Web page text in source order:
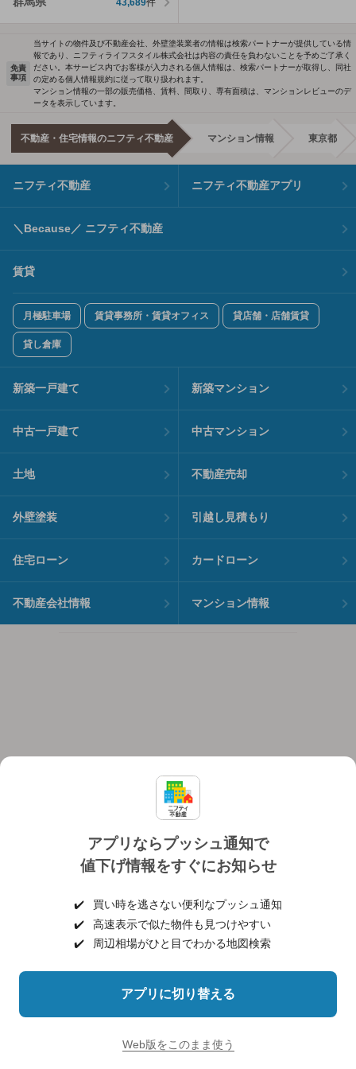
アプリならプッシュ通知で
値下げ情報をすぐにお知らせ
✔️
買い時を逃さない便利なプッシュ通知
✔️
高速表示で似た物件も見つけやすい
✔️
周辺相場がひと目でわかる地図検索
アプリに切り替える
Web版をこのまま使う
免責
事項
当サイトの物件及び不動産会社、外壁塗装業者の情報は検索パートナーが提供している情
報であり、ニフティライフスタイル株式会社は内容の責任を負わないことを予めご了承く
ださい。本サービス内でお客様が入力される個人情報は、検索パートナーが取得し、同社
の定める個人情報規約に従って取り扱われます。
マンション情報の一部の販売価格、賃料、間取り、専有面積は、マンションレビューのデ
ータを表示しています。
不動産・住宅情報のニフティ不動産 マンション情報 東京都
ニフティ不動産 ニフティ不動産アプリ
＼Because／ ニフティ不動産
賃貸
月極駐車場 賃貸事務所・賃貸オフィス 貸店舗・店舗賃貸
貸し倉庫
新築一戸建て 新築マンション
中古一戸建て 中古マンション
土地 不動産売却
外壁塗装 引越し見積もり
住宅ローン カードローン
不動産会社情報 マンション情報
個人情報保護ポリシー 利用規約
ヘルプ・お問い合わせ 採用情報
©NIFTY Lifestyle Co., Ltd.